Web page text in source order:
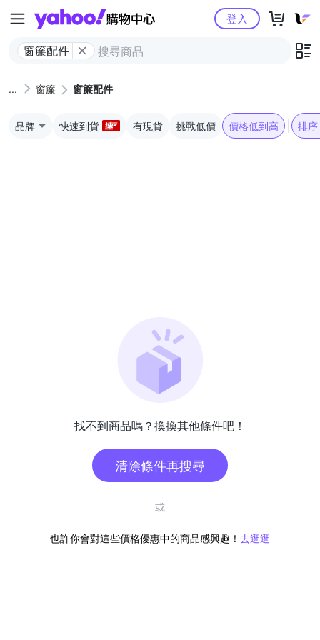
Yahoo購物中心
窗簾配件
登入
窗簾 窗簾配件
品牌 快速到貨 有現貨 挑戰低價 價格低到高 排序
找不到商品嗎？換換其他條件吧！
清除條件再搜尋
或
也許你會對這些價格優惠中的商品感興趣！ 去逛逛